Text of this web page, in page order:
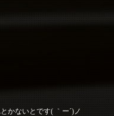
かないとです( ｀ー´)ノ